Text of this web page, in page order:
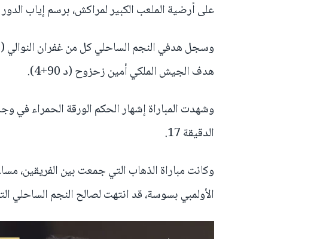
على أرضية الملعب الكبير لمراكش، برسم إياب الدور
هدف الجيش الملكي أمين زحزوح (د 90+4).
وشهدت المباراة إشهار الحكم الورقة الحمراء في
الدقيقة 17.
وكانت مباراة الذهاب التي جمعت بين الفريقين،
الأولمبي بسوسة، قد انتهت لصالح النجم الساحلي